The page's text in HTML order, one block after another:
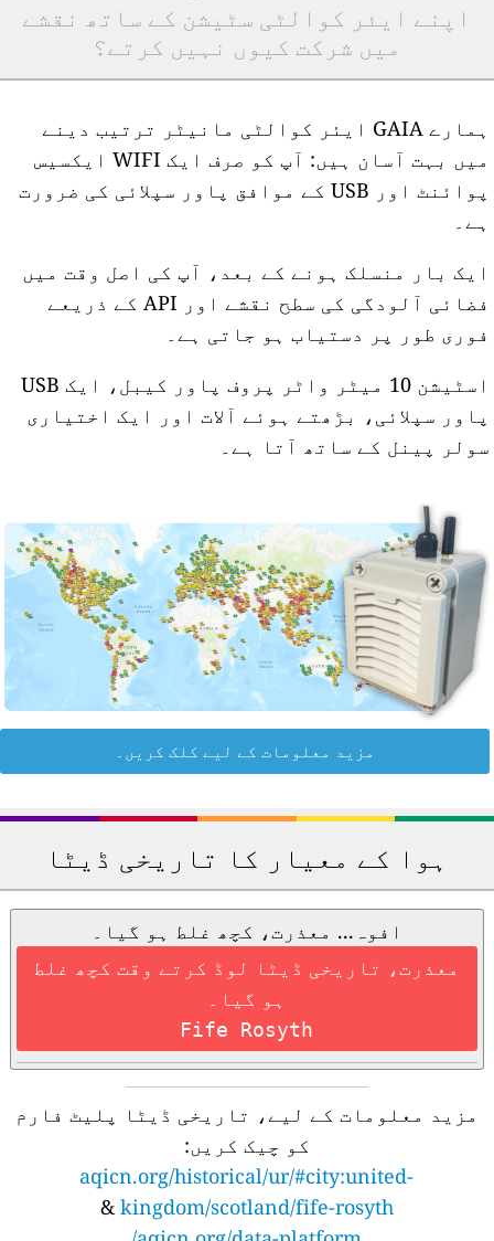
اپنے ایئر کوالٹی سٹیشن کے ساتھ نقشے
میں شرکت کیوں نہیں کرتے؟
ہمارے GAIA ایئر کوالٹی مانیٹر ترتیب دینے
میں بہت آسان ہیں: آپ کو صرف ایک WIFI ایکسیس
پوائنٹ اور USB کے موافق پاور سپلائی کی ضرورت
ہے۔
ایک بار منسلک ہونے کے بعد، آپ کی اصل وقت میں
فضائی آلودگی کی سطح نقشے اور API کے ذریعے
فوری طور پر دستیاب ہو جاتی ہے۔
اسٹیشن 10 میٹر واٹر پروف پاور کیبل، ایک USB
پاور سپلائی، بڑھتے ہوئے آلات اور ایک اختیاری
سولر پینل کے ساتھ آتا ہے۔
مزید معلومات کے لیے کلک کریں۔
ہوا کے معیار کا تاریخی ڈیٹا
افوہ... معذرت، کچھ غلط ہو گیا۔
معذرت، تاریخی ڈیٹا لوڈ کرتے وقت کچھ غلط
ہو گیا۔
Fife Rosyth
مزید معلومات کے لیے، تاریخی ڈیٹا پلیٹ فارم
کو چیک کریں:
aqicn.org/historical/ur/#city:united-
kingdom/scotland/fife-rosyth
&